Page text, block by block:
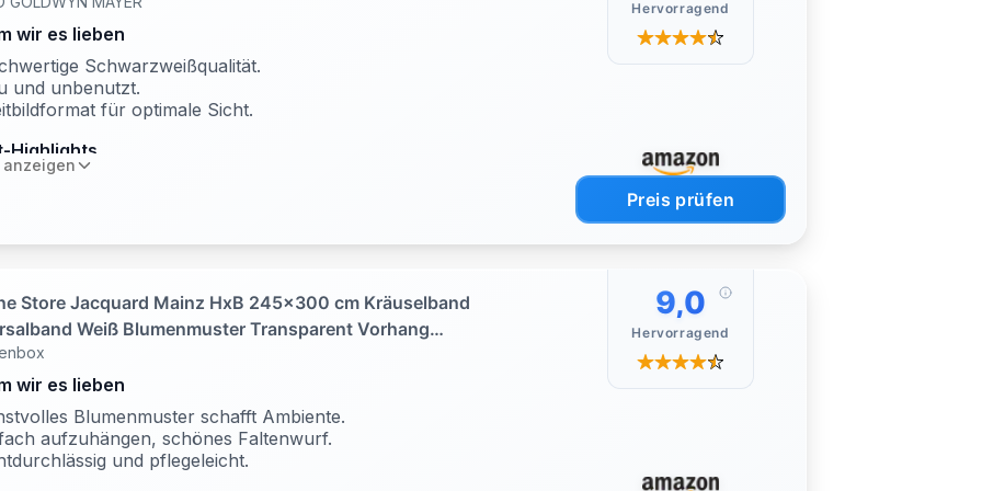
wir es lieben
Schwarzweißqualität.
und unbenutzt.
für optimale Sicht.
Highlights
Untertitel im Breitbildformat
anzeigen
Hervorragend
Preis prüfen
Store Jacquard Mainz HxB 245x300 cm Kräuselband
Weiß Blumenmuster Transparent Vorhang
13144
wir es lieben
Blumenmuster schafft Ambiente.
aufzuhängen, schönes Faltenwurf.
und pflegeleicht.
9,0
Hervorragend